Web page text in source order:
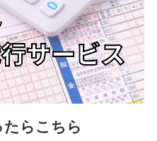
たらこちら